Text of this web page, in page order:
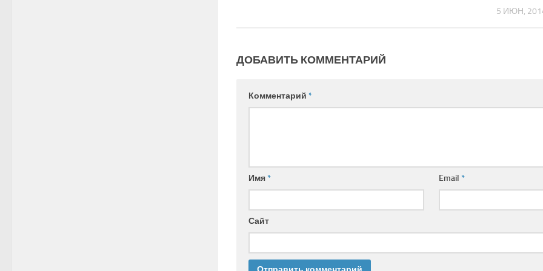
5 ИЮН,
ДОБАВИТЬ КОММЕНТАРИЙ
Комментарий *
Имя* Email*
Сайт